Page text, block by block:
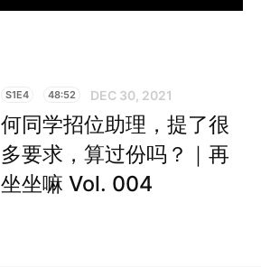
S1E4 48:52 DEC 30, 2021
何同学招位助理，提了很
多要求，算过份吗？｜再
坐坐嘛 Vol. 004